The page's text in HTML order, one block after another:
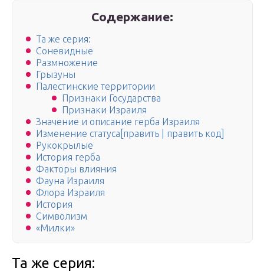
Содержание:
Та же серия:
Соневидные
Размножение
Грызуны
Палестинские территории
Признаки Государства
Признаки Израиля
Значение и описание герба Израиля
Изменение статуса[править | править код]
Рукокрылые
История герба
Факторы влияния
Фауна Израиля
Флора Израиля
История
Символизм
«Милки»
Та же серия: